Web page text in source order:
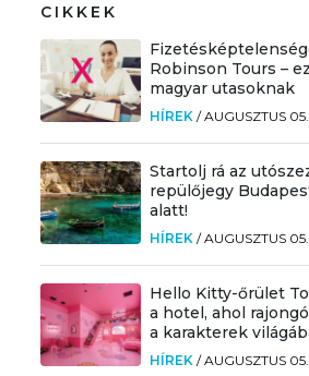
CIKKEK
Robinson Tours –
magyar utasoknak
HÍREK /AUGUSZTUS 05.
Startolj rá az
repülőjegy
alatt!
HÍREK /AUGUSZTUS 05.
Hello Kitty-őrület
a hotel, ahol
a karakterek
HÍREK /AUGUSZTUS 05.